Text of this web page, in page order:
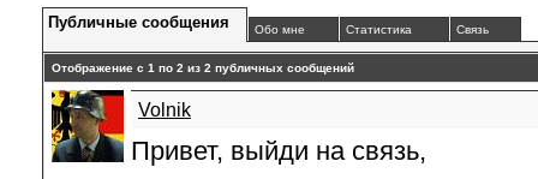
Публичные сообщения Обо мне Статистика Связь
Отображение с 1 по 2 из 2 публичных сообщений
Volnik
Привет, выйди на связь,